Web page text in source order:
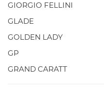
GIORGIO FELLINI
GLADE
GOLDEN LADY
GP
GRAND CARATT